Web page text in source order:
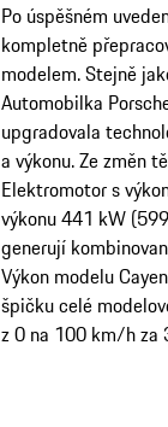
Po úspěšném
kompletně
modelem. Stejně
Automobilka
upgradovala
a výkonu. Ze změn
Elektromotor s
výkonu 441 kW
generují
Výkon modelu
špičku celé
z 0 na 100 km/h za